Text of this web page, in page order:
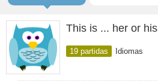
This is ... her or his
19 partidas Idiomas